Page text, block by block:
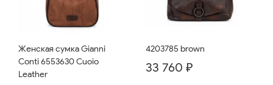
Женская сумка Gianni
Conti 6553630 Cuoio
Leather
4203785 brown
33 760 ₽